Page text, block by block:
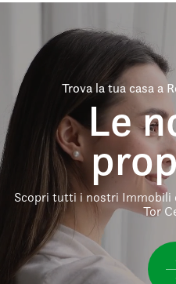
Trova la tua casa a
Le
Scopri tutti i nostri Immobili
Tor